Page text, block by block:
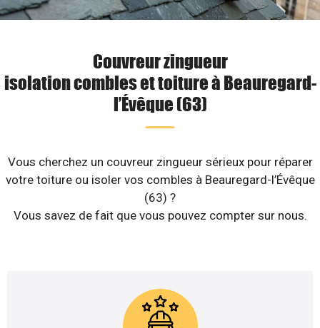
Couvreur zingueur
isolation combles et toiture à Beauregard-
l’Évêque (63)
Vous cherchez un couvreur zingueur sérieux pour réparer
votre toiture ou isoler vos combles à Beauregard-l’Évêque
(63) ?
Vous savez de fait que vous pouvez compter sur nous.